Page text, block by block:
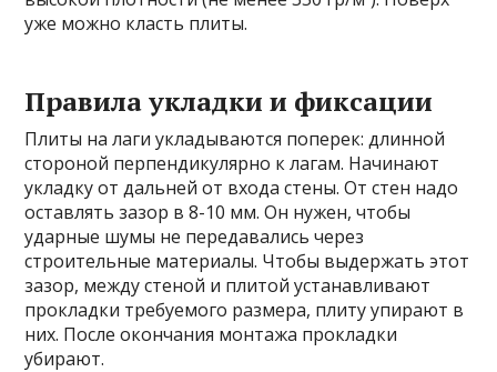
уже можно класть плиты.
Правила укладки и фиксации
Плиты на лаги укладываются поперек: длинной
стороной перпендикулярно к лагам. Начинают
укладку от дальней от входа стены. От стен надо
оставлять зазор в 8-10 мм. Он нужен, чтобы
ударные шумы не передавались через
строительные материалы. Чтобы выдержать этот
зазор, между стеной и плитой устанавливают
прокладки требуемого размера, плиту упирают в
них. После окончания монтажа прокладки
убирают.